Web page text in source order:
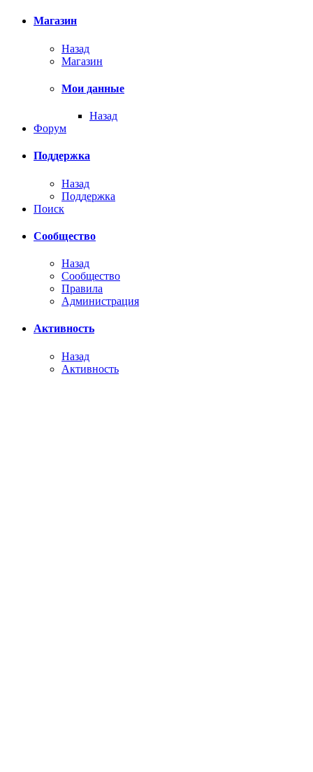
Магазин
Назад
Магазин
Мои данные
Назад
Форум
Поддержка
Назад
Поддержка
Поиск
Сообщество
Назад
Сообщество
Правила
Администрация
Активность
Назад
Активность